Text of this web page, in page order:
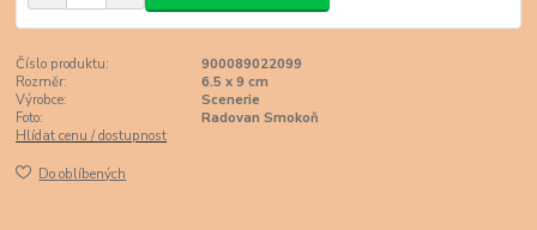
Číslo produktu:
900089022099
Rozměr:
6.5 x 9 cm
Výrobce:
Scenerie
Foto:
Radovan Smokoň
Hlídat cenu / dostupnost
Do oblíbených